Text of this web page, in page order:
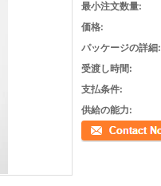
最小注文数量:
価格:
パッケージの詳細:
受渡し時間:
支払条件:
供給の能力:
連絡先